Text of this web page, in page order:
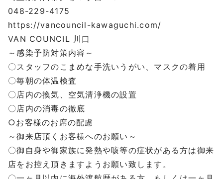
048-229-4175
https://vancouncil-kawaguchi.com/
VAN COUNCIL 川口
～感染予防対策内容～
〇スタッフのこまめな手洗いうがい、マスクの着用
〇毎朝の体温検査
〇店内の換気、空気清浄機の設置
〇店内の消毒の徹底
○お客様のお席の配慮
～御来店頂くお客様へのお願い～
〇御自身や御家族に発熱や咳等の症状がある方は御来
店をお控え頂きますようお願い致します。